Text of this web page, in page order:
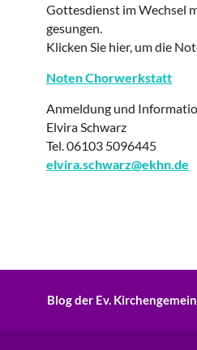
Gottesdienst im Wechsel
gesungen.
Klicken Sie hier, um die
Noten Chorwerkstatt
Anmeldung und
Elvira Schwarz
Tel. 06103 5096445
elvira.schwarz@ekhn.de
Blog der Ev.